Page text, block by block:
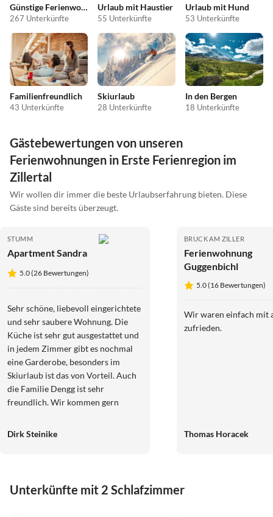
Günstige Ferienwohnungen
267 Unterkünfte
Urlaub mit Haustier
55 Unterkünfte
Urlaub mit Hund
53 Unterkünfte
Familienfreundlich
43 Unterkünfte
Skiurlaub
28 Unterkünfte
In den Bergen
18 Unterkünfte
Gästebewertungen von unseren
Ferienwohnungen in Erste Ferienregion im
Zillertal
Wir wollen dir immer die beste Urlaubserfahrung bieten. Diese
Gäste sind bereits überzeugt.
STUMM
Apartment Sandra
5.0 (26 Bewertungen)
Sehr schöne, liebevoll eingerichtete
und sehr saubere Wohnung. Die
Küche ist sehr gut ausgestattet und
in jedem Zimmer gibt es nochmal
eine Garderobe, besonders im
Skiurlaub ist das von Vorteil. Auch
die Familie Dengg ist sehr
freundlich. Wir kommen gern
Unterkunft nur weiter empfehlen.
Dirk Steinike
BRUCK AM ZILLER
Ferienwohnung
Guggenbichl
5.0 (16 Bewertungen)
Wir waren einfach mit
zufrieden.
Thomas Horacek
Unterkünfte mit 2 Schlafzimmer